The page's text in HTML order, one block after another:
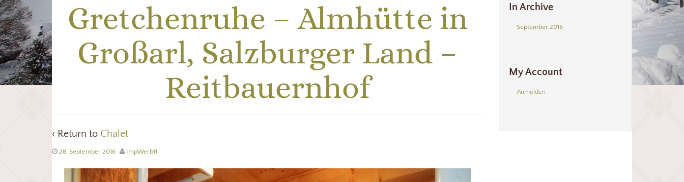
Gretchenruhe – Almhütte in
Großarl, Salzburger Land –
Reitbauernhof
‹ Return to Chalet
28. September 2016 ImpWerb11
In Archive
September 2016
My Account
Anmelden